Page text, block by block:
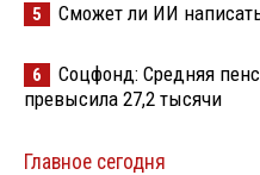
5 Сможет ли ИИ
6
Соцфонд: Средняя
превысила 27,2 тысячи
Главное сегодня